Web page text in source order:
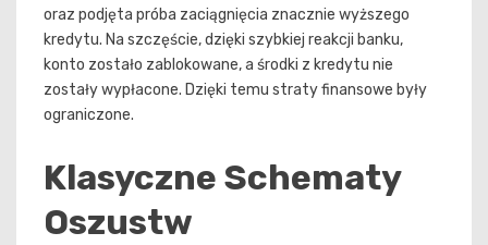
oraz podjęta próba zaciągnięcia znacznie wyższego
kredytu. Na szczęście, dzięki szybkiej reakcji banku,
konto zostało zablokowane, a środki z kredytu nie
zostały wypłacone. Dzięki temu straty finansowe były
ograniczone.
Klasyczne Schematy
Oszustw